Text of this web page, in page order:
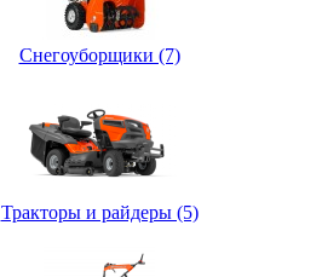
Снегоуборщики (7)
Тракторы и райдеры (5)